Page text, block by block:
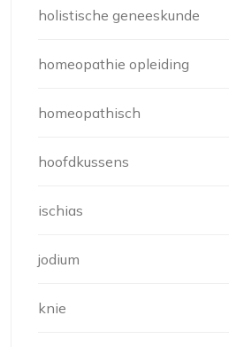
holistische geneeskunde
homeopathie opleiding
homeopathisch
hoofdkussens
ischias
jodium
knie